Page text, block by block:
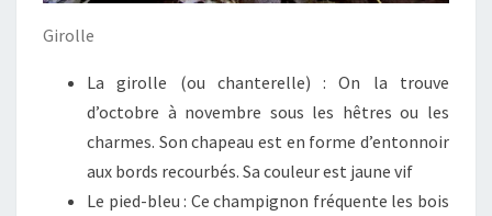
Girolle
La girolle (ou chanterelle) : On la trouve
d’octobre à novembre sous les hêtres ou les
charmes. Son chapeau est en forme d’entonnoir
aux bords recourbés. Sa couleur est jaune vif
Le pied-bleu : Ce champignon fréquente les bois